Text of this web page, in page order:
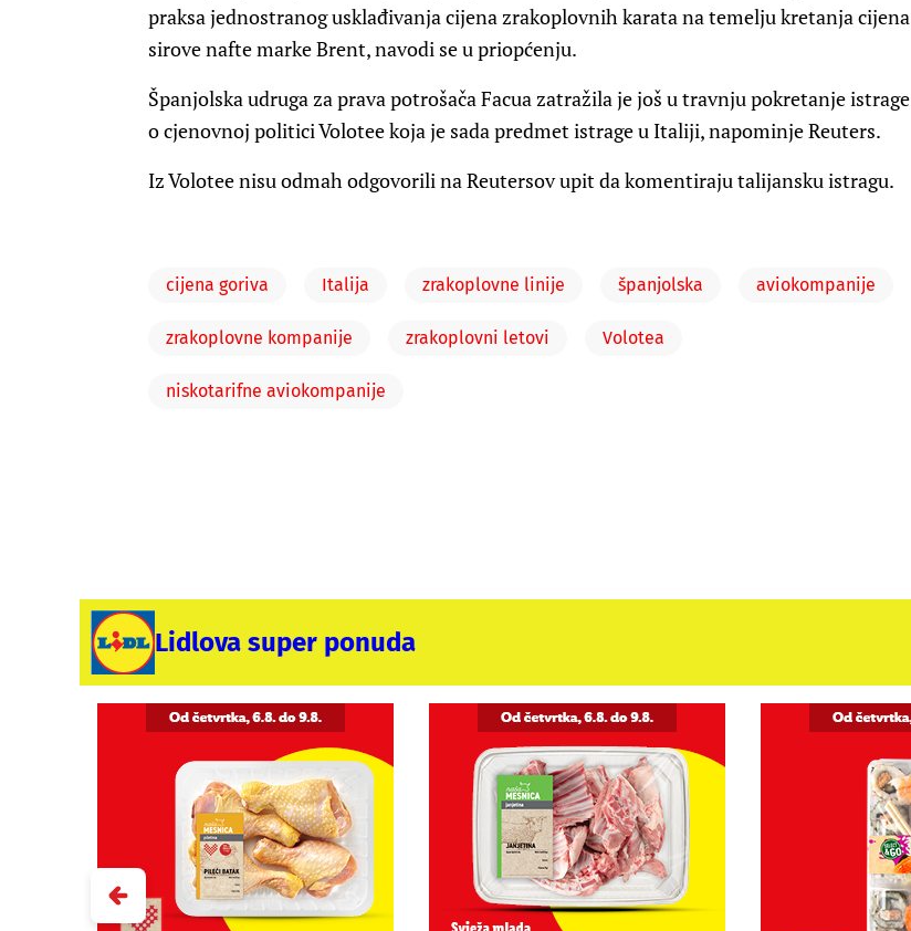
praksa jednostranog usklađivanja cijena zrakoplovnih karata na temelju kretanja cijena
sirove nafte marke Brent, navodi se u priopćenju.
Španjolska udruga za prava potrošača Facua zatražila je još u travnju pokretanje istrage
o cjenovnoj politici Volotee koja je sada predmet istrage u Italiji, napominje Reuters.
Iz Volotee nisu odmah odgovorili na Reutersov upit da komentiraju talijansku istragu.
cijena goriva Italija zrakoplovne linije španjolska aviokompanije
zrakoplovne kompanije zrakoplovni letovi Volotea
niskotarifne aviokompanije
Lidlova super ponuda